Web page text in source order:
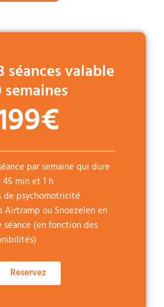
séances valable
semaines
par semaine qui dure
min et 1 h
de psychomotricité
Airtramp ou Snoezelen en
séance (en fonction des
Reservez